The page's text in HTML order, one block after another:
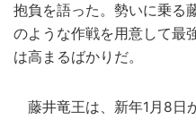
抱負を語った。勢いに乗る
のような作戦を用意して最
は高まるばかりだ。
藤井竜王は、新年1月8日